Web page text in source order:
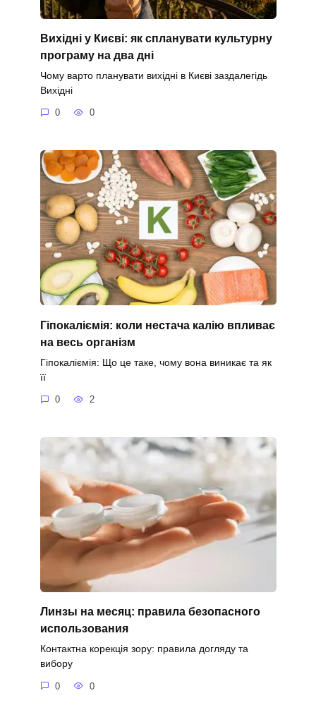
Вихідні у Києві: як спланувати культурну
програму на два дні
Чому варто планувати вихідні в Києві заздалегідь
Вихідні
0 0
Гіпокаліємія: коли нестача калію впливає
на весь організм
Гіпокаліємія: Що це таке, чому вона виникає та як
її
0 2
Линзы на месяц: правила безопасного
использования
Контактна корекція зору: правила догляду та
вибору
0 0